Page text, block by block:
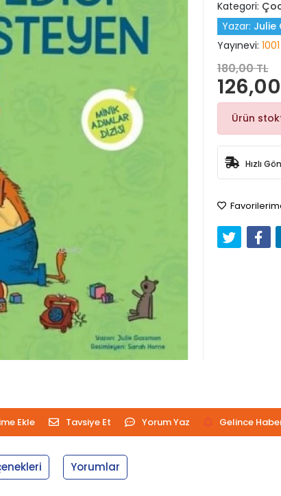
Kategori:
Yazar: Julie
Yayınevi:
180,00 TL
Ürün
Hızlı
Ekle Tavsiye Et Yorum Yaz Gelince
Yorumlar